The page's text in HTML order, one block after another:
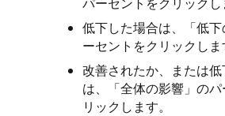
低下した場合は、「低
ーセントをクリックしま
改善されたか、または
は、「全体の影響」の
リックします。